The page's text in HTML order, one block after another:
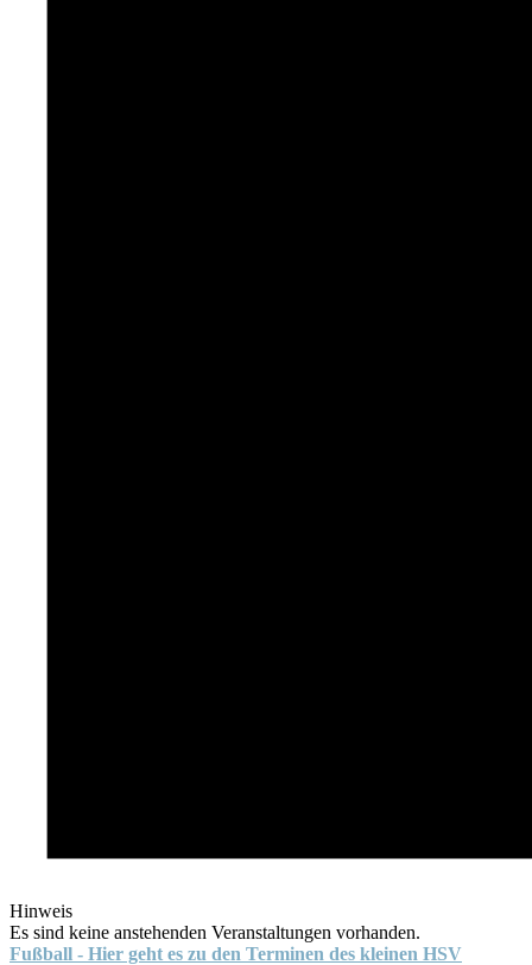
Hinweis
Es sind keine anstehenden Veranstaltungen vorhanden.
Fußball - Hier geht es zu den Terminen des kleinen HSV